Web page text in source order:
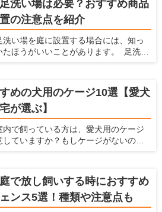
ういった悩みを解消するには、カー
を敷くことをおすすめします。 ここで
飼う場合の家でのカーペットの魅力を
るとともに、愛犬と暮らしやすい家を
ている愛犬家住宅だからこその視点
ぜひ参考にしてくださいね！
洗い場は必要？おすすめ商品
の注意点を紹介
洗い場を庭に設置する場合には、知っ
たほうがいいことがあります。 足洗い
です。しかし、足洗い場はただ設置す
だと後々不都合が起こったり、それが
使わなくなったりします。 ここでは、
らすための住宅の情報を提供している
住宅ならではの視点で、足洗い場に必
備や注意点、おすすめの足洗い場など
めの犬用のケージ10選【愛犬
が選ぶ】
内で飼っている方は、愛犬用のケージ
していますか？もしケージがないので
たら、犬にとってはとてもマイナスに
いるかもしれませんよ。 ここでは、犬
てケージが大事な理由とケージの種類
方、おすすめの犬用ケージを紹介しよ
で放し飼いする時におすすめ
ンス5選！種類や注意点も